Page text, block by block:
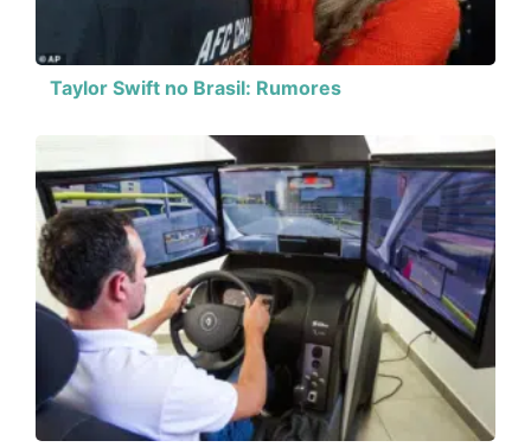
Taylor Swift no Brasil: Rumores